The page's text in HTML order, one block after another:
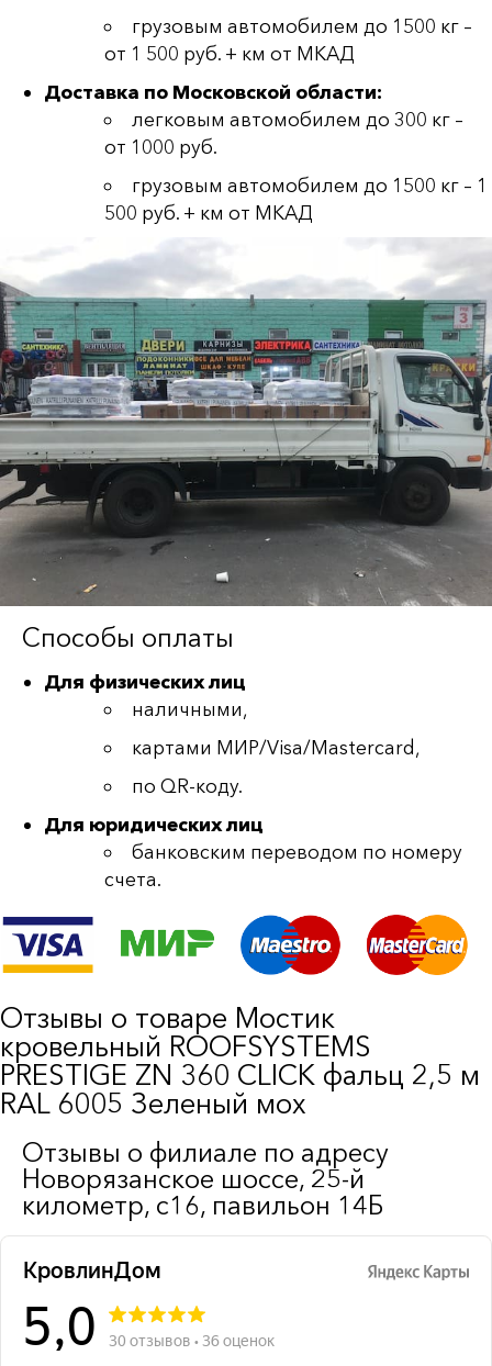
грузовым автомобилем до 1500 кг –
от 1 500 руб. + км от МКАД
Доставка по Московской области:
легковым автомобилем до 300 кг –
от 1000 руб.
грузовым автомобилем до 1500 кг – 1
500 руб. + км от МКАД
Способы оплаты
Для физических лиц
наличными,
картами МИР/Visa/Mastercard,
по QR-коду.
Для юридических лиц
банковским переводом по номеру
счета.
Отзывы о товаре Мостик
кровельный ROOFSYSTEMS
PRESTIGE ZN 360 CLICK фальц 2,5 м
RAL 6005 Зеленый мох
Отзывы о филиале по адресу
Новорязанское шоссе, 25-й
километр, с16, павильон 14Б